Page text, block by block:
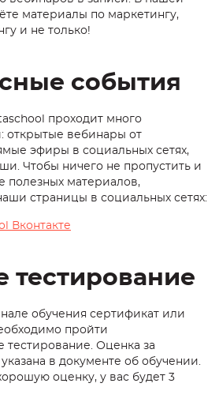
материалы по маркетингу,
и не только!
события
проходит много
открытые вебинары от
эфиры в социальных сетях,
Чтобы ничего не пропустить и
полезных материалов,
страницы в социальных сетях:
Вконтакте
тестирование
обучения сертификат или
пройти
Оценка за
в документе об обучении.
оценку, у вас будет 3